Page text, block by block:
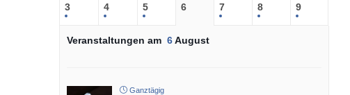
3 4 5 6 7 8 9
Veranstaltungen am 6August
Ganztägig